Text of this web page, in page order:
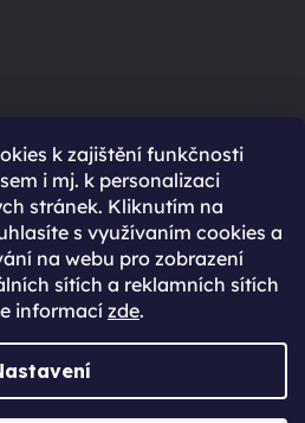
k zajištění funkčnosti
i mj. k personalizaci
stránek. Kliknutím na
s využívaním cookies a
na webu pro zobrazení
sítích a reklamních sítích
informací zde.
údajům
slevy pro registrované